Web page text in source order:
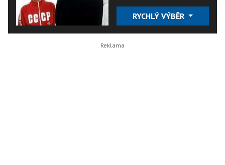
RYCHLÝ VÝBĚR